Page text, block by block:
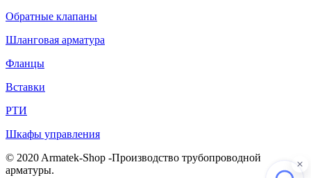
Обратные клапаны
Шланговая арматура
Фланцы
Вставки
РТИ
Шкафы управления
© 2020 Armatek-Shop -Производство трубопроводной
арматуры.